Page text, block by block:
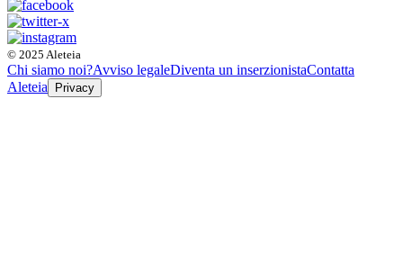
© 2025 Aleteia
Chi siamo noi?Avviso legaleDiventa un inserzionistaContatta
Aleteia
Privacy